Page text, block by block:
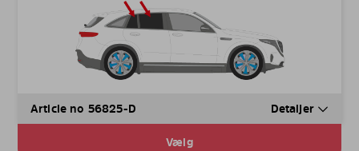
Article no 56825-D Detaljer
Vælg